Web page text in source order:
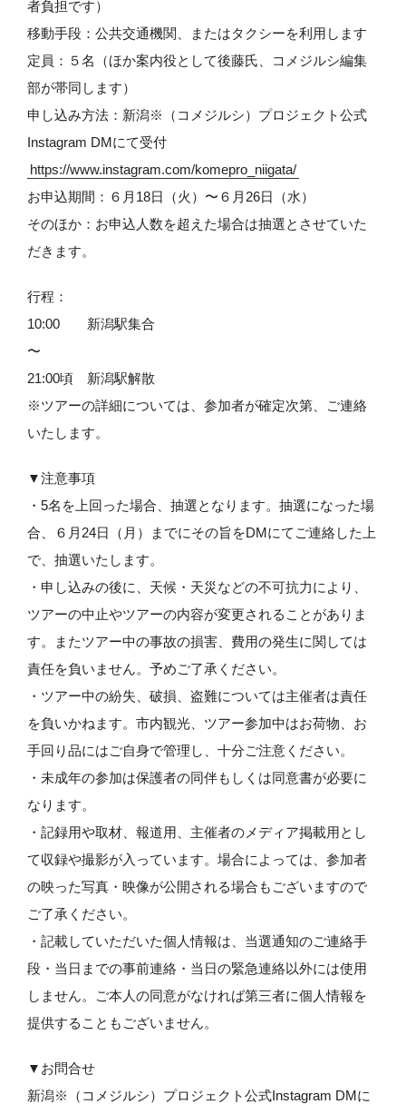
者負担です）
移動手段：公共交通機関、またはタクシーを利用します
定員：５名（ほか案内役として後藤氏、コメジルシ編集
部が帯同します）
申し込み方法：新潟※（コメジルシ）プロジェクト公式
Instagram DMにて受付
https://www.instagram.com/komepro_niigata/
お申込期間：６月18日（火）〜６月26日（水）
そのほか：お申込人数を超えた場合は抽選とさせていた
だきます。
行程：
10:00 新潟駅集合
〜
21:00頃 新潟駅解散
※ツアーの詳細については、参加者が確定次第、ご連絡
いたします。
▼注意事項
・5名を上回った場合、抽選となります。抽選になった場
合、６月24日（月）までにその旨をDMにてご連絡した上
で、抽選いたします。
・申し込みの後に、天候・天災などの不可抗力により、
ツアーの中止やツアーの内容が変更されることがありま
す。またツアー中の事故の損害、費用の発生に関しては
責任を負いません。予めご了承ください。
・ツアー中の紛失、破損、盗難については主催者は責任
を負いかねます。市内観光、ツアー参加中はお荷物、お
手回り品にはご自身で管理し、十分ご注意ください。
・未成年の参加は保護者の同伴もしくは同意書が必要に
なります。
・記録用や取材、報道用、主催者のメディア掲載用とし
て収録や撮影が入っています。場合によっては、参加者
の映った写真・映像が公開される場合もございますので
ご了承ください。
・記載していただいた個人情報は、当選通知のご連絡手
段・当日までの事前連絡・当日の緊急連絡以外には使用
しません。ご本人の同意がなければ第三者に個人情報を
提供することもございません。
▼お問合せ
新潟※（コメジルシ）プロジェクト公式Instagram DMに